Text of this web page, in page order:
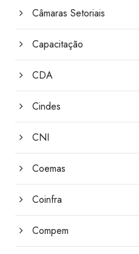
Câmaras Setoriais
Capacitação
CDA
Cindes
CNI
Coemas
Coinfra
Compem